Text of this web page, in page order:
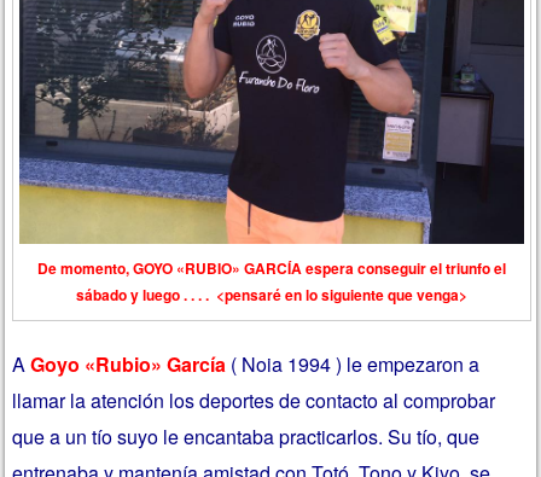
De momento, GOYO «RUBIO» GARCÍA espera conseguir el triunfo el
sábado y luego . . . . <pensaré en lo siguiente que venga>
AGoyo «Rubio» García ( Noia 1994 ) le empezaron a
llamar la atención los deportes de contacto al comprobar
que a un tío suyo le encantaba practicarlos. Su tío, que